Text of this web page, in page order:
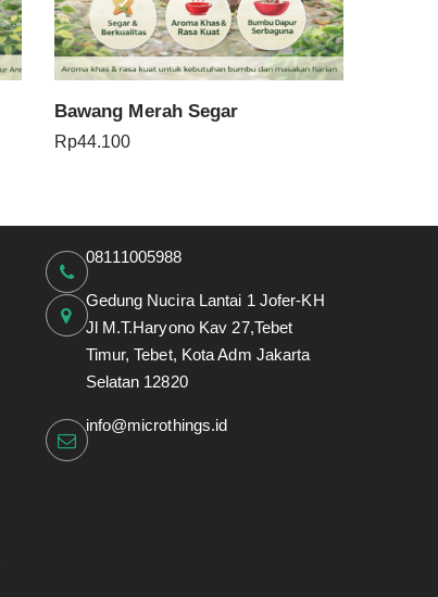
Bawang Merah Segar
Rp44.100
08111005988
Gedung Nucira Lantai 1 Jofer-KH
Jl M.T.Haryono Kav 27,Tebet
Timur, Tebet, Kota Adm Jakarta
Selatan 12820
info@microthings.id